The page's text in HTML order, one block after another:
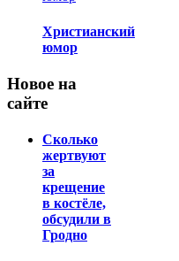
Христианский
юмор
Новое на
сайте
Сколько
жертвуют
за
крещение
в костёле,
обсудили в
Гродно